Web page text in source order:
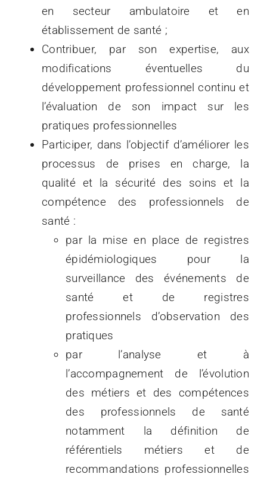
en secteur ambulatoire et en
établissement de santé ;
Contribuer, par son expertise, aux
modifications éventuelles du
développement professionnel continu et
l’évaluation de son impact sur les
pratiques professionnelles
Participer, dans l’objectif d’améliorer les
processus de prises en charge, la
qualité et la sécurité des soins et la
compétence des professionnels de
santé :
par la mise en place de registres
épidémiologiques pour la
surveillance des événements de
santé et de registres
professionnels d’observation des
pratiques
par l’analyse et à
l’accompagnement de l’évolution
des métiers et des compétences
des professionnels de santé
notamment la définition de
référentiels métiers et de
recommandations professionnelles